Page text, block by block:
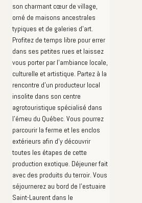
son charmant cœur de village,
orné de maisons ancestrales
typiques et de galeries d’art.
Profitez de temps libre pour errer
dans ses petites rues et laissez
vous porter par l'ambiance locale,
culturelle et artistique. Partez à la
rencontre d'un producteur local
insolite dans son centre
agrotouristique spécialisé dans
l'émeu du Québec. Vous pourrez
parcourir la ferme et les enclos
extérieurs afin d'y découvrir
toutes les étapes de cette
production exotique. Déjeuner fait
avec des produits du terroir. Vous
séjournerez au bord de l'estuaire
Saint-Laurent dans le